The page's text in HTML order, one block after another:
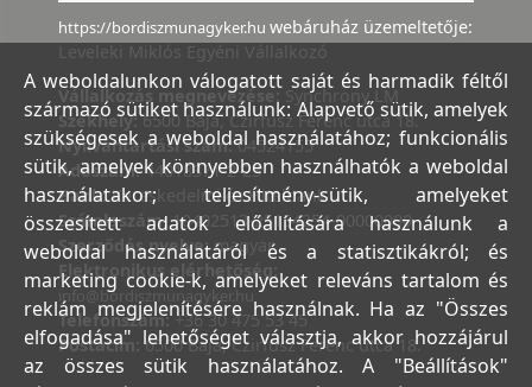
https://bordiszmunagyker.hu webáruház üzemeltetője:
Leveleki Miklós Egyéni Vállalkozó
Vállalkozás megnevezése: Synchrony LM
Székhely:6500 Baja, Czirfusz Ferenc utca 18.
Nyilvántartási szám:04524155
Adószám:44018371-2-23
Bank:Kereskedelmi és Hitelbank
Számlaszám:10402513-25154254-00000000
Szerződés nyelve:magyar
Elektronikus elérhetőség:
info@bordiszmunagyker.hu
Telefonszám: +36 30 475 53 45
Postacím:6500 Baja, Czirfusz Ferenc utca 18.
A weboldalunkon válogatott saját és harmadik féltől
származó sütiket használunk: Alapvető sütik, amelyek
szükségesek a weboldal használatához; funkcionális
sütik, amelyek könnyebben használhatók a weboldal
használatakor; teljesítmény-sütik, amelyeket
összesített adatok előállítására használunk a
weboldal használatáról és a statisztikákról; és
marketing cookie-k, amelyeket releváns tartalom és
reklám megjelenítésére használnak. Ha az "Összes
elfogadása" lehetőséget választja, akkor hozzájárul
az összes sütik használatához. A "Beállítások"